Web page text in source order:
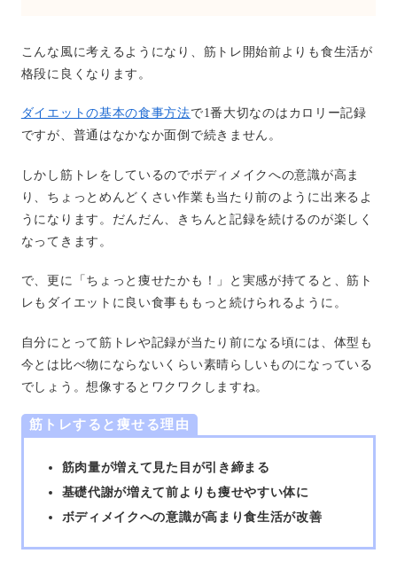
こんな風に考えるようになり、筋トレ開始前よりも食生活が
格段に良くなります。
ダイエットの基本の食事方法で1番大切なのはカロリー記録
ですが、普通はなかなか面倒で続きません。
しかし筋トレをしているのでボディメイクへの意識が高ま
り、ちょっとめんどくさい作業も当たり前のように出来るよ
うになります。だんだん、きちんと記録を続けるのが楽しく
なってきます。
で、更に「ちょっと痩せたかも！」と実感が持てると、筋ト
レもダイエットに良い食事ももっと続けられるように。
自分にとって筋トレや記録が当たり前になる頃には、体型も
今とは比べ物にならないくらい素晴らしいものになっている
でしょう。想像するとワクワクしますね。
筋トレすると痩せる理由
筋肉量が増えて見た目が引き締まる
基礎代謝が増えて前よりも痩せやすい体に
ボディメイクへの意識が高まり食生活が改善